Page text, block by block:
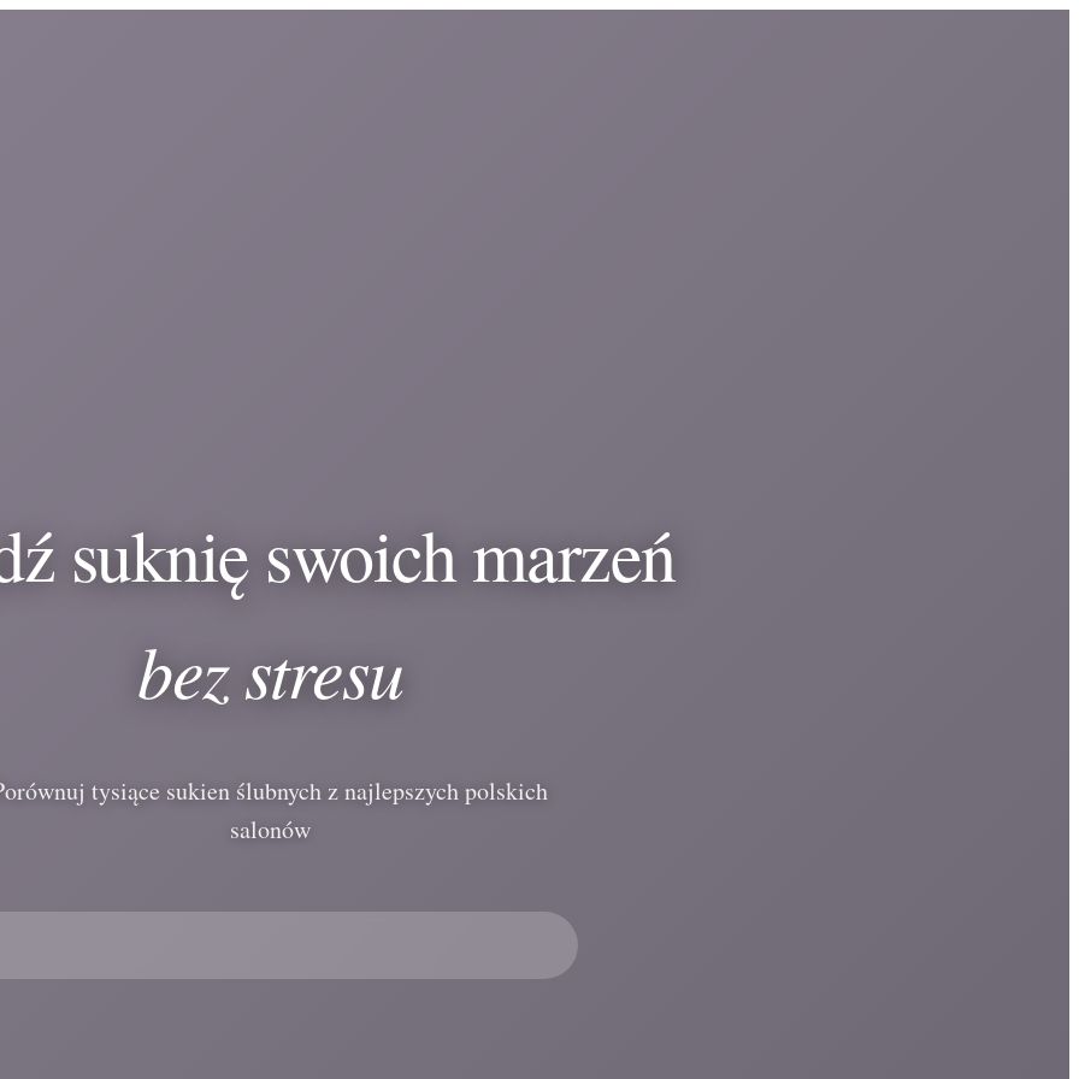
suknię swoich marzeń
bez stresu
tysiące sukien ślubnych z najlepszych polskich
salonów